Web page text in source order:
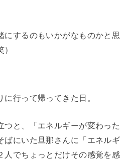
にするのもいかがなものかと思
行って帰ってきた日。
つと、「エネルギーが変わった
ばにいた旦那さんに「エネルギ
人でちょっとだけその感覚を感